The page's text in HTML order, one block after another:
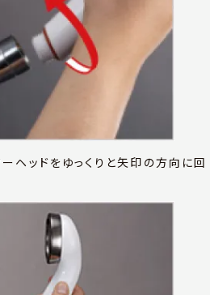
ヘッドをゆっくりと矢印の方向に回